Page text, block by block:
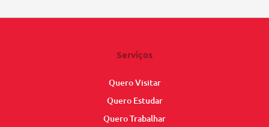
Serviços
Quero Visitar
Quero Estudar
Quero Trabalhar